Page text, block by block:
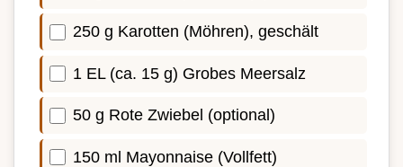
250 g Karotten (Möhren), geschält
1 EL (ca. 15 g) Grobes Meersalz
50 g Rote Zwiebel (optional)
150 ml Mayonnaise (Vollfett)